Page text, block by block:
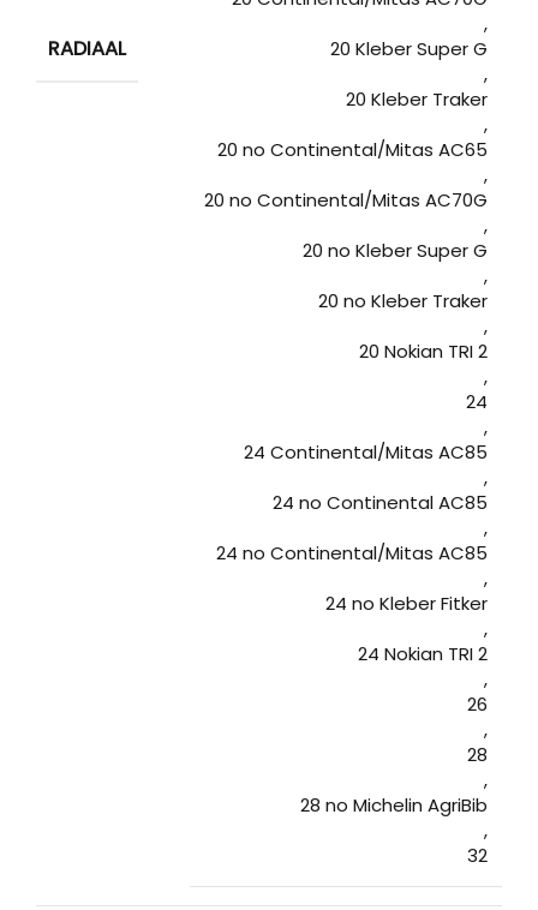
RADIAAL
,
20 Kleber Super G
,
20 Kleber Traker
,
20 no Continental/Mitas AC65
,
20 no Continental/Mitas AC70G
,
20 no Kleber Super G
,
20 no Kleber Traker
,
20 Nokian TRI 2
,
24
,
24 Continental/Mitas AC85
,
24 no Continental AC85
,
24 no Continental/Mitas AC85
,
24 no Kleber Fitker
,
24 Nokian TRI 2
,
26
,
28
,
28 no Michelin AgriBib
,
32